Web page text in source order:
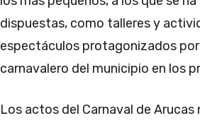
dispuestas, como talleres y
espectáculos protagonizados
carnavalero del municipio en los
Los actos del Carnaval de